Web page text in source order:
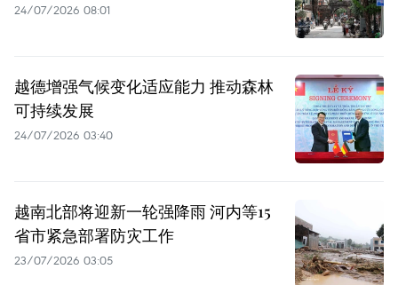
24/07/2026 08:01
越德增强气候变化适应能力 推动森林
可持续发展
24/07/2026 03:40
越南北部将迎新一轮强降雨 河内等15
省市紧急部署防灾工作
23/07/2026 03:05